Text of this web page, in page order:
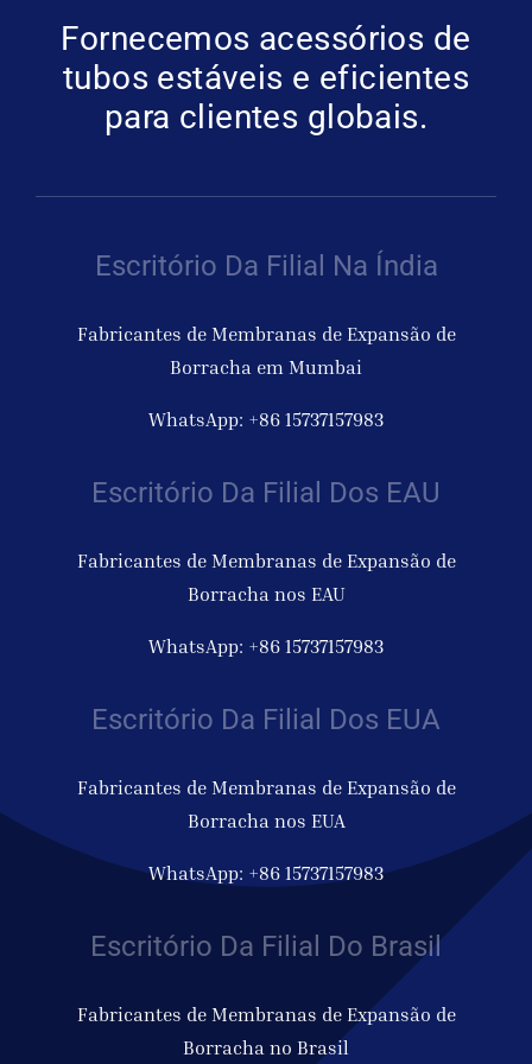
Obter
Fornecemos acessórios de
tubos estáveis e eficientes
para clientes globais.
Escritório Da Filial Na Índia
Fabricantes de Membranas de Expansão de
Borracha em Mumbai
WhatsApp: +86 15737157983
Escritório Da Filial Dos EAU
Fabricantes de Membranas de Expansão de
Borracha nos EAU
WhatsApp: +86 15737157983
Escritório Da Filial Dos EUA
Fabricantes de Membranas de Expansão de
Borracha nos EUA
WhatsApp: +86 15737157983
Escritório Da Filial Do Brasil
Fabricantes de Membranas de Expansão de
Borracha no Brasil